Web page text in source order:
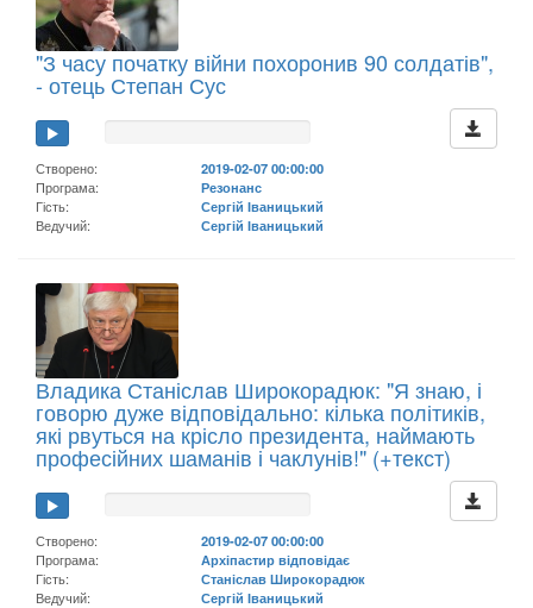
"З часу початку війни похоронив 90 солдатів",
- отець Степан Сус
Створено:
2019-02-07 00:00:00
Програма:
Резонанс
Гість:
Сергій Іваницький
Ведучий:
Сергій Іваницький
Владика Станіслав Широкорадюк: "Я знаю, і
говорю дуже відповідально: кілька політиків,
які рвуться на крісло президента, наймають
професійних шаманів і чаклунів!" (+текст)
Створено:
2019-02-07 00:00:00
Програма:
Архіпастир відповідає
Гість:
Станіслав Широкорадюк
Ведучий:
Сергій Іваницький